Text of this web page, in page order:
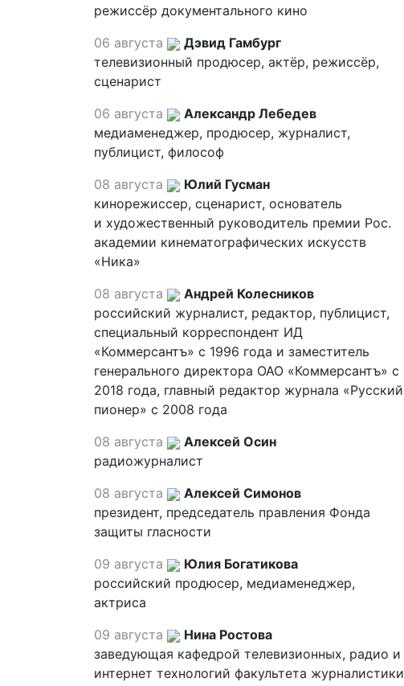
режиссёр документального кино
06 августа
Дэвид Гамбург
телевизионный продюсер, актёр, режиссёр,
сценарист
06 августа
Александр Лебедев
медиаменеджер, продюсер, журналист,
публицист, философ
08 августа
Юлий Гусман
кинорежиссер, сценарист, основатель
и художественный руководитель премии Рос.
академии кинематографических искусств
«Ника»
08 августа
Андрей Колесников
российский журналист, редактор, публицист,
специальный корреспондент ИД
«Коммерсантъ» с 1996 года и заместитель
генерального директора ОАО «Коммерсантъ» с
2018 года, главный редактор журнала «Русский
пионер» с 2008 года
08 августа
Алексей Осин
радиожурналист
08 августа
Алексей Симонов
президент, председатель правления Фонда
защиты гласности
09 августа
Юлия Богатикова
российский продюсер, медиаменеджер,
актриса
09 августа
Нина Ростова
заведующая кафедрой телевизионных, радио и
интернет технологий факультета журналистики